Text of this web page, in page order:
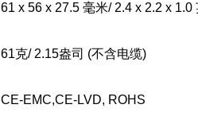
61 x 56 x 27.5 毫米/ 2.4 x 2.2 x 1.0
61克/ 2.15盎司 (不含电缆)
CE-EMC,CE-LVD, ROHS